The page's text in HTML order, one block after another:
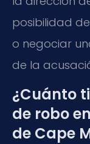
posibilidad
o negociar
de la
¿Cuánto
de robo
de Cape